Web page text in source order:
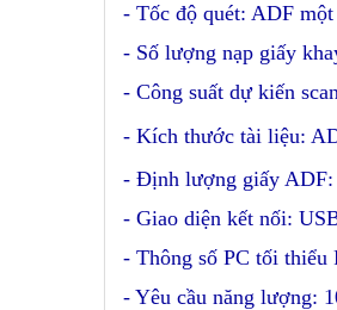
- Tốc độ quét: ADF
- Số lượng nạp giấy
- Công suất dự kiến
- Kích thước tài liệu:
- Định lượng giấy ADF:
- Giao diện kết nối:
- Thông số PC tối
- Yêu cầu năng lượng: